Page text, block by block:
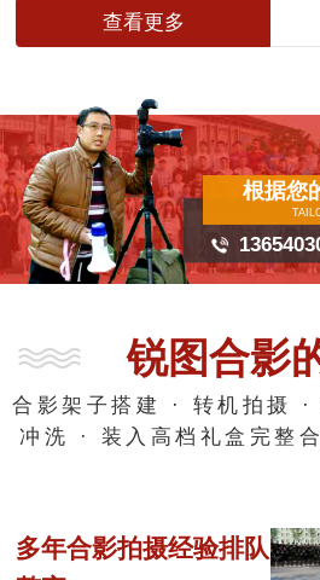
查看更多
根据您
锐图合影
合影架子搭建 · 转机拍摄
冲洗 · 装入高档礼盒完整
多年合影拍摄经验排队